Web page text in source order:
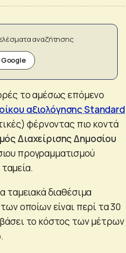
αναζήτησης
το αμέσως επόμενο
αξιολόγησης Standard
φέρνοντας πιο κοντά
Διαχείρισης Δημοσίου
προγραμματισμού
ταμειακά διαθέσιμα
οποίων είναι περί τα 30
το κόστος των μέτρων